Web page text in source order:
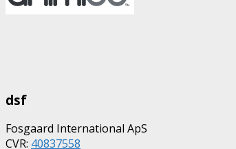
dsf
Fosgaard International ApS
CVR: 40837558